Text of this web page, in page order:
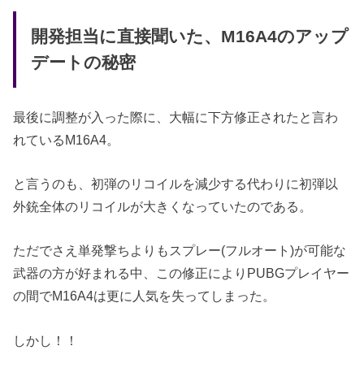
開発担当に直接聞いた、M16A4のアップ
デートの秘密
最後に調整が入った際に、大幅に下方修正されたと言わ
れているM16A4。
と言うのも、初弾のリコイルを減少する代わりに初弾以
外銃全体のリコイルが大きくなっていたのである。
ただでさえ単発撃ちよりもスプレー(フルオート)が可能な
武器の方が好まれる中、この修正によりPUBGプレイヤー
の間でM16A4は更に人気を失ってしまった。
しかし！！